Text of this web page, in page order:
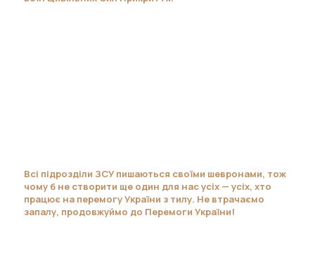
Всі підрозділи ЗСУ пишаються своїми шевронами, тож
чому б не створити ще один для нас усіх — усіх, хто
працює на перемогу України з тилу. Не втрачаємо
запалу, продовжуймо до Перемоги України!